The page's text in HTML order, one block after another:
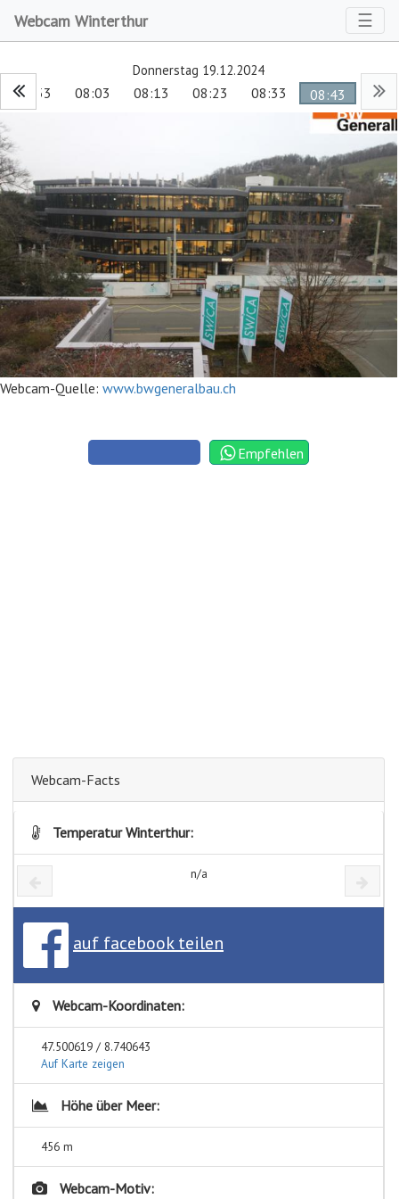
Webcam Winterthur ☰
Donnerstag 19.12.2024
07:53 08:03 08:13 08:23 08:33 08:43
Webcam-Quelle: www.bwgeneralbau.ch
Empfehlen
Webcam-Facts
Temperatur Winterthur:
n/a
auf facebook teilen
Webcam-Koordinaten:
47.500619 / 8.740643
Auf Karte zeigen
Höhe über Meer:
456 m
Webcam-Motiv: